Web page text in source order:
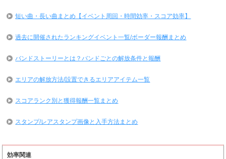
短い曲・長い曲まとめ【イベント周回・時間効率・スコア効率】
過去に開催されたランキングイベント一覧/ボーダー報酬まとめ
バンドストーリーとは？バンドごとの解放条件と報酬
エリアの解放方法/設置できるエリアアイテム一覧
スコアランク別と獲得報酬一覧まとめ
スタンプ/レアスタンプ画像と入手方法まとめ
効率関連